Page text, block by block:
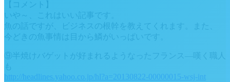
【コメント】
いや～、これはいい記事です。
魚の話ですが、ビジネスの根幹を教えてくれます。また、
今どきの魚事情は目から鱗がいっぱいです。
⑨半焼けバゲットが好まれるようなったフランス―嘆く職人
も
http://headlines.yahoo.co.jp/hl?a=20130822-00000015-wsj-int